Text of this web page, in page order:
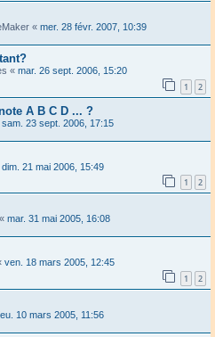
« mer. 28 févr. 2007, 10:39
« mar. 26 sept. 2006, 15:20
1 2
A B C D ... ?
sam. 23 sept. 2006, 17:15
dim. 21 mai 2006, 15:49
1 2
« mar. 31 mai 2005, 16:08
ven. 18 mars 2005, 12:45
1 2
10 mars 2005, 11:56